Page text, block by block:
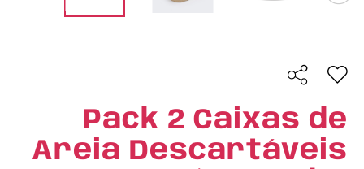
Pack 2 Caixas de
Areia Descartáveis